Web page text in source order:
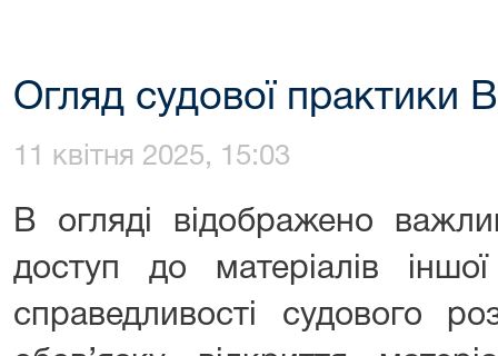
Огляд судової практики
11 квітня 2025, 15:03
В огляді відображено
доступ до матеріалів
справедливості судового